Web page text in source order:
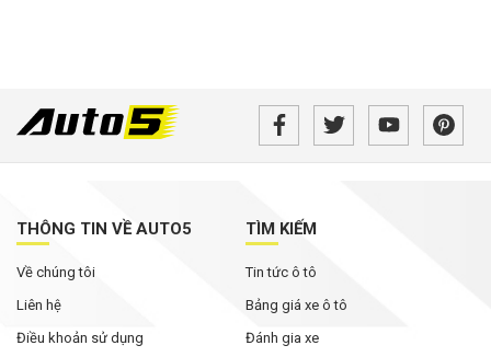
THÔNG TIN VỀ AUTO5
Về chúng tôi
Liên hệ
Điều khoản sử dụng
TÌM KIẾM
Tin tức ô tô
Bảng giá xe ô tô
Đánh gia xe